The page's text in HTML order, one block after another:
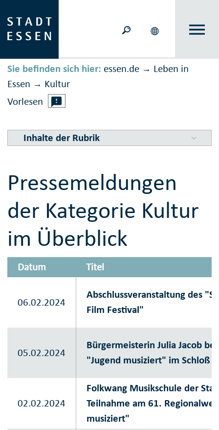
Sie befinden sich hier: essen.de → Leben in
Essen → Kultur
Vorlesen
Inhalte der Rubrik
Pressemeldungen
der Kategorie Kultur
im Überblick
Datum Titel
06.02.2024
Abschlussveranstaltung des
Film Festival"
05.02.2024
Bürgermeisterin Julia Jacob
"Jugend musiziert" im Schloß
02.02.2024
Folkwang Musikschule der
Teilnahme am 61.
musiziert"